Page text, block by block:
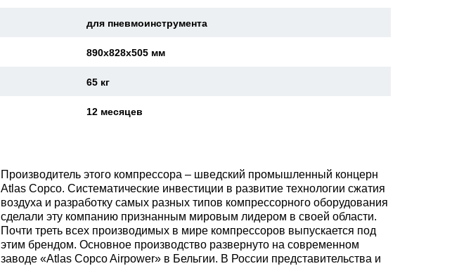
для пневмоинструмента
890x828x505 мм
65 кг
12 месяцев
Производитель этого компрессора – шведский промышленный концерн
Atlas Copco. Систематические инвестиции в развитие технологии сжатия
воздуха и разработку самых разных типов компрессорного оборудования
сделали эту компанию признанным мировым лидером в своей области.
Почти треть всех производимых в мире компрессоров выпускается под
этим брендом. Основное производство развернуто на современном
заводе «Atlas Copco Airpower» в Бельгии. В России представительства и